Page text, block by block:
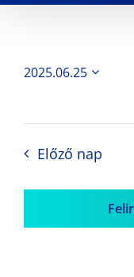
2025.06.25
Előző nap